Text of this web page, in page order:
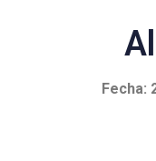
Fecha: